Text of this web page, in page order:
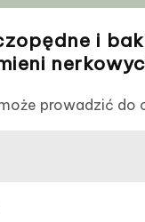
i
prowadzić do